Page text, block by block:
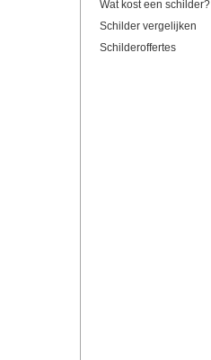
Wat kost een schilder?
Schilder vergelijken
Schilderoffertes